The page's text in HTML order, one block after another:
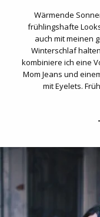
Wärmende
frühlingshafte
auch mit meinen
Winterschlaf
kombiniere ich eine
Mom Jeans und
mit Eyelets.